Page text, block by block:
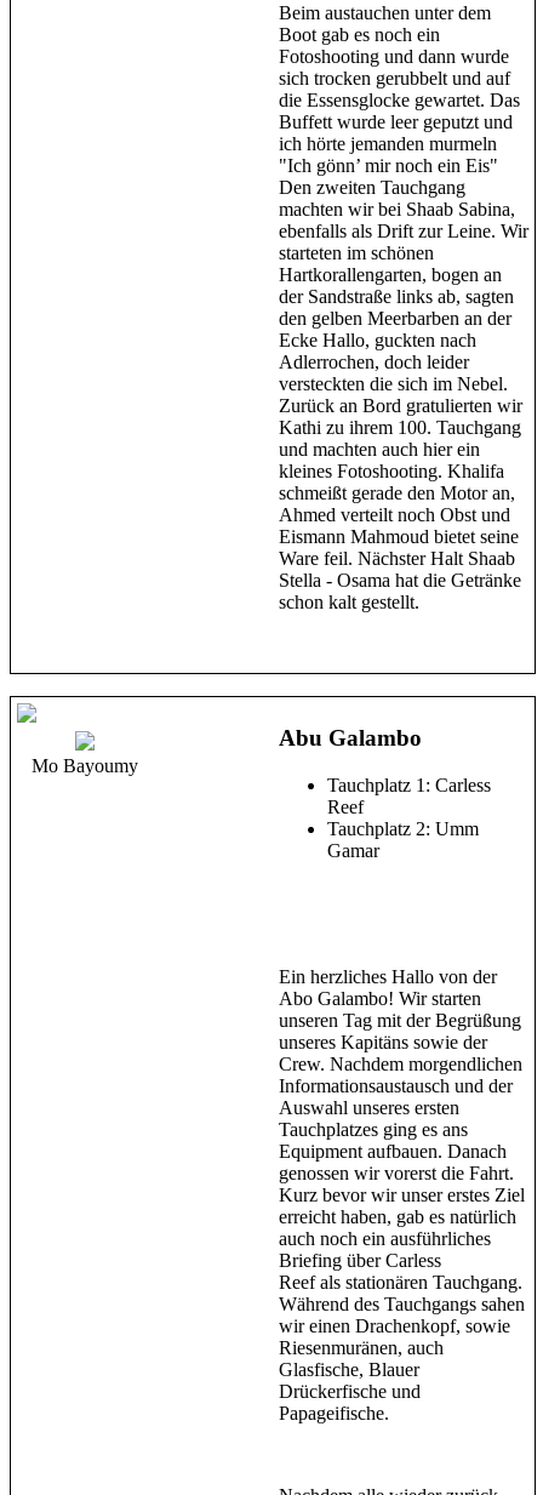
Beim austauchen unter dem
Boot gab es noch ein
Fotoshooting und dann wurde
sich trocken gerubbelt und auf
die Essensglocke gewartet. Das
Buffett wurde leer geputzt und
ich hörte jemanden murmeln
"Ich gönn’ mir noch ein Eis"
Den zweiten Tauchgang
machten wir bei Shaab Sabina,
ebenfalls als Drift zur Leine. Wir
starteten im schönen
Hartkorallengarten, bogen an
der Sandstraße links ab, sagten
den gelben Meerbarben an der
Ecke Hallo, guckten nach
Adlerrochen, doch leider
versteckten die sich im Nebel.
Zurück an Bord gratulierten wir
Kathi zu ihrem 100. Tauchgang
und machten auch hier ein
kleines Fotoshooting. Khalifa
schmeißt gerade den Motor an,
Ahmed verteilt noch Obst und
Eismann Mahmoud bietet seine
Ware feil. Nächster Halt Shaab
Stella - Osama hat die Getränke
schon kalt gestellt.
Mo Bayoumy
Abu Galambo
Tauchplatz 1: Carless
Reef
Tauchplatz 2: Umm
Gamar
Ein herzliches Hallo von der
Abo Galambo! Wir starten
unseren Tag mit der Begrüßung
unseres Kapitäns sowie der
Crew. Nachdem morgendlichen
Informationsaustausch und der
Auswahl unseres ersten
Tauchplatzes ging es ans
Equipment aufbauen. Danach
genossen wir vorerst die Fahrt.
Kurz bevor wir unser erstes Ziel
erreicht haben, gab es natürlich
auch noch ein ausführliches
Briefing über Carless
Reef als stationären Tauchgang.
Während des Tauchgangs sahen
wir einen Drachenkopf, sowie
Riesenmuränen, auch
Glasfische, Blauer
Drückerfische und
Papageifische.